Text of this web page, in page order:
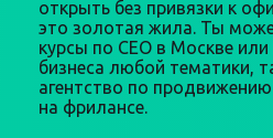
открыть без привязки к
это золотая жила. Ты
курсы по СЕО в Москве или
бизнеса любой тематики,
агентство по
на фрилансе.